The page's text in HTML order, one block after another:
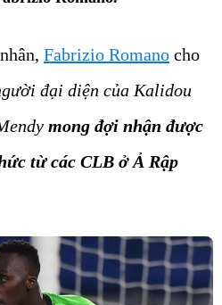
Fabrizio Romano cho
đại diện của Kalidou
mong đợi nhận được
từ các CLB ở Ả Rập